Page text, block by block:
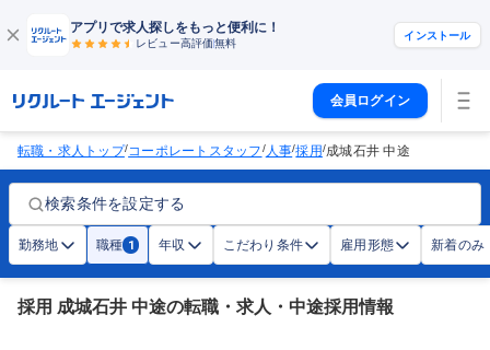
アプリで求人探しをもっと便利に！
レビュー高評価無料
インストール
会員ログイン
転職・求人トップ/コーポレートスタッフ/人事/採用/成城石井 中途
検索条件を設定する
勤務地 職種 1 年収 こだわり条件 雇用形態 新着のみ
採用 成城石井 中途の転職・求人・中途採用情報